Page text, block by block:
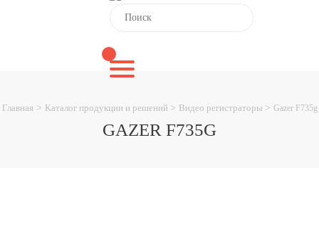
Главная > Каталог продукции и решений > Видео регистраторы > Gazer F735g
GAZER F735G